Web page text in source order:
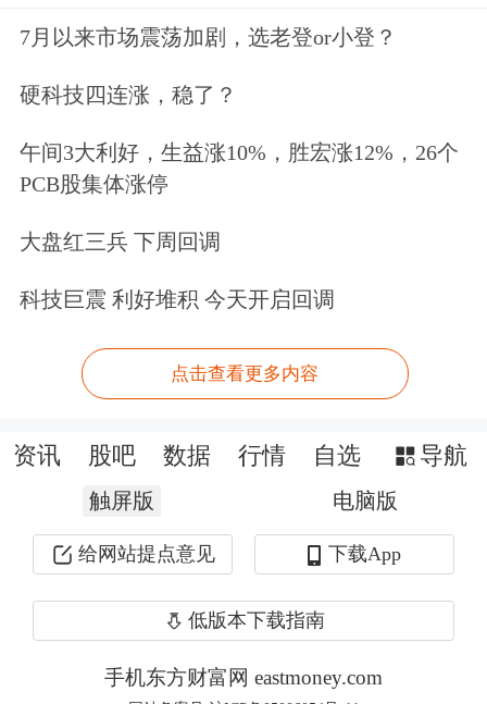
涉事门店“渝见小面”老板娘毛女士表
2024年8月，因为重庆市的简称
是“渝”，所以当初她给这家门店命名
为“渝见小面”，并无参考“遇见小面”品
牌方，且南阳市也没有遇见小面的门
店。
7月以来市场震荡加剧，选老登or小登？
硬科技四连涨，稳了？
午间3大利好，生益涨10%，胜宏涨12%，26个
PCB股集体涨停
大盘红三兵 下周回调
科技巨震 利好堆积 今天开启回调
点击查看更多内容
资讯 股吧 数据 行情 自选 导航
触屏版 电脑版
给网站提点意见 下载App
低版本下载指南
手机东方财富网 eastmoney.com